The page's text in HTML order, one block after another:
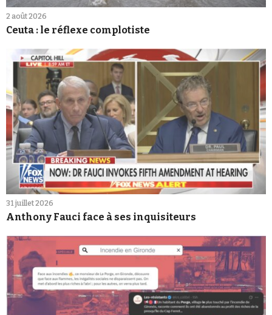
2 août 2026
Ceuta : le réflexe complotiste
31 juillet 2026
Anthony Fauci face à ses inquisiteurs